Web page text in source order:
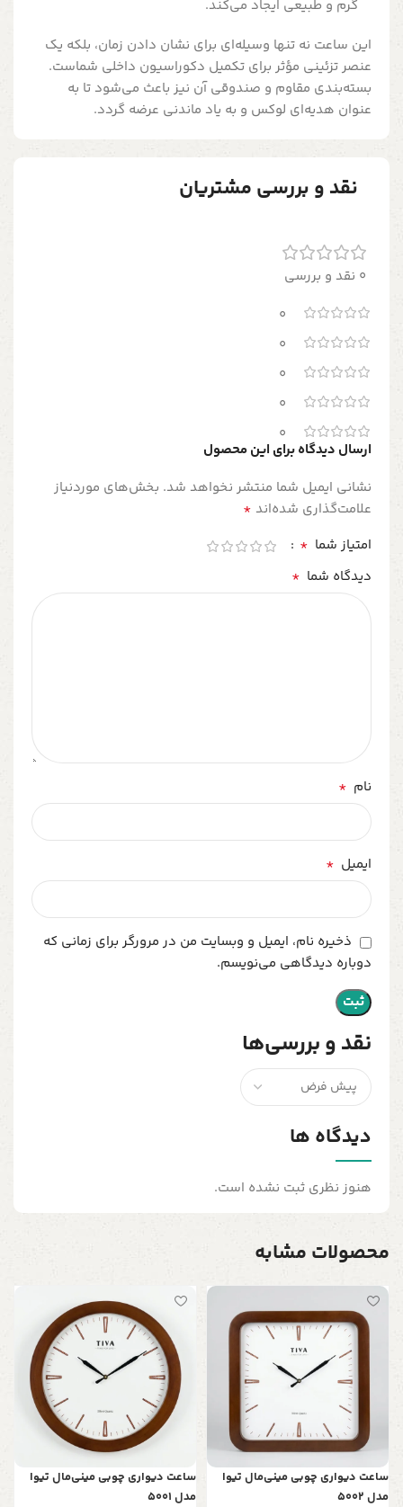
گرم و طبیعی ایجاد می‌کند.
این ساعت نه تنها وسیله‌ای برای نشان دادن زمان، بلکه یک
عنصر تزئینی مؤثر برای تکمیل دکوراسیون داخلی شماست.
بسته‌بندی مقاوم و صندوقی آن نیز باعث می‌شود تا به
عنوان هدیه‌ای لوکس و به یاد ماندنی عرضه گردد.
نقد و بررسی مشتریان
0 نقد و بررسی
0
0
0
0
0
نقد و بررسی‌ها
دیدگاه ها
هنوز نظری ثبت نشده است.
ارسال دیدگاه برای این محصول
نشانی ایمیل شما منتشر نخواهد شد. بخش‌های موردنیاز
علامت‌گذاری شده‌اند *
امتیاز شما *
دیدگاه شما *
نام *
ایمیل *
ذخیره نام، ایمیل و وبسایت من در مرورگر برای زمانی که
دوباره دیدگاهی می‌نویسم.
محصولات مشابه
ساعت دیواری چوبی مینی‌مال تیوا
مدل 5002
ساعت دیواری چوبی مینی‌مال تیوا
مدل 5001